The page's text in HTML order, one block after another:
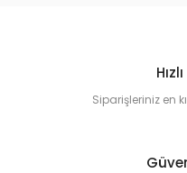
Siparişleriniz en